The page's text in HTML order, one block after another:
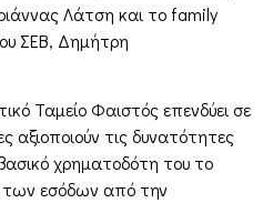
Λάτση και το family
ΣΕΒ, Δημήτρη
Ταμείο Φαιστός επενδύει σε
αξιοποιούν τις δυνατότητες
χρηματοδότη του το
των εσόδων από την